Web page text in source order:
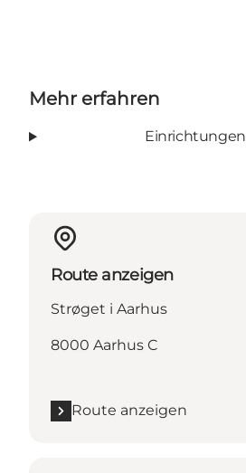
Mehr erfahren
Einrichtungen
Route anzeigen
Strøget i Aarhus
8000 Aarhus C
Route anzeigen